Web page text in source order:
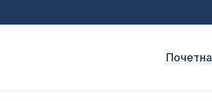
Почетна